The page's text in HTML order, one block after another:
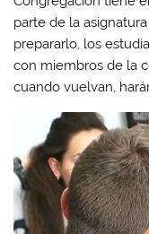
parte de la asignatura
prepararlo, los
con miembros de la
cuando vuelvan,